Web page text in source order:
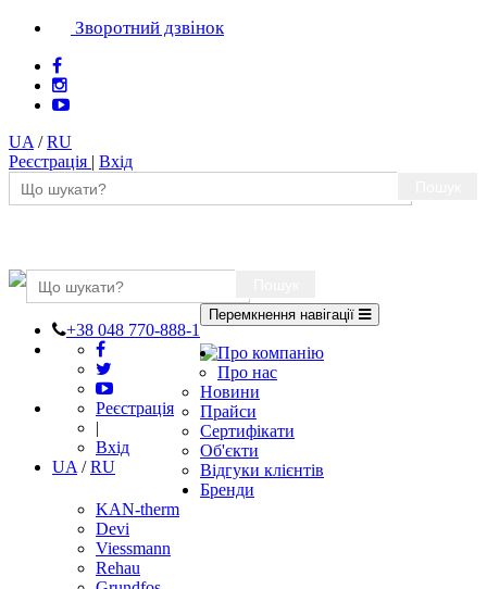
Зворотний дзвінок
UA /RU
Реєстрація | Вхід
+38 048 770-888-1
Реєстрація
|
Вхід
UA /RU
Перемкнення навігації
Про компанію
Про нас
Новини
Прайси
Сертифікати
Об'єкти
Відгуки клієнтів
Бренди
KAN-therm
Devi
Viessmann
Rehau